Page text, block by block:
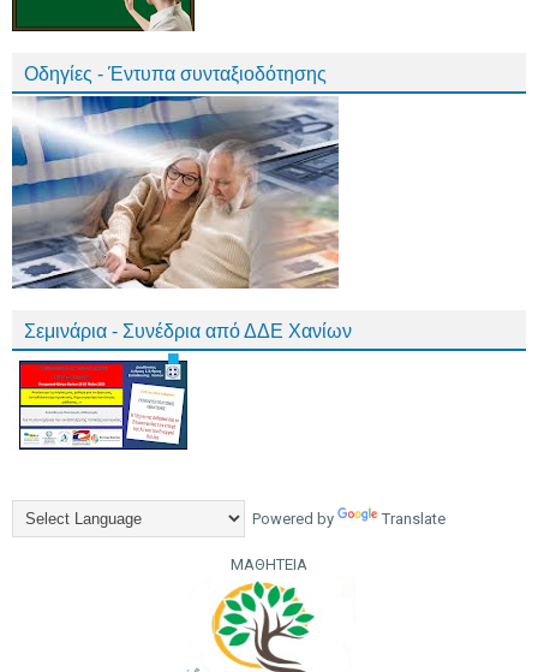
Οδηγίες - Έντυπα συνταξιοδότησης
Σεμινάρια - Συνέδρια από ΔΔΕ Χανίων
Powered by Translate
ΜΑΘΗΤΕΙΑ